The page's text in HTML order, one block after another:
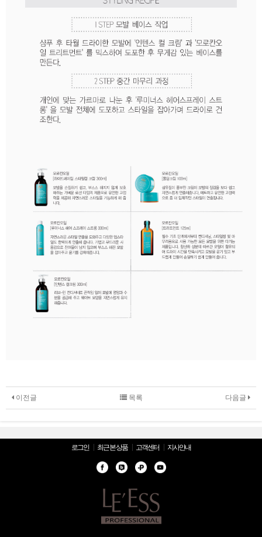
이전글 다음글
목록
로그인 최근 본 상품 고객센터 지사안내